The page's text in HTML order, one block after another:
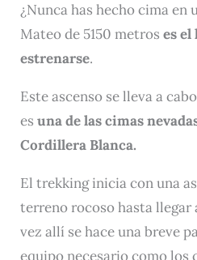
¿Nunca has hecho cima en
Mateo de 5150 metros es el
estrenarse.
Este ascenso se lleva a
es una de las cimas
Cordillera Blanca.
El trekking inicia con una
terreno rocoso hasta llegar
vez allí se hace una breve
equipo necesario como los